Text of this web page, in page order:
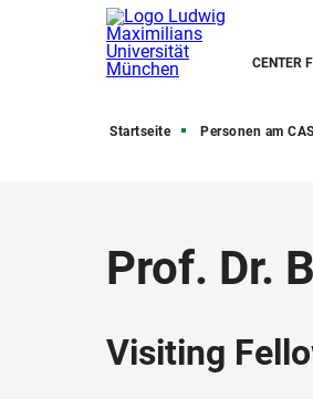
CENTER
Startseite Personen am CAS
Prof. Dr.
Visiting